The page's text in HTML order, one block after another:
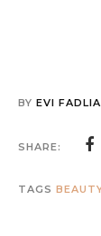
BY EVI
SHARE:
TAGS